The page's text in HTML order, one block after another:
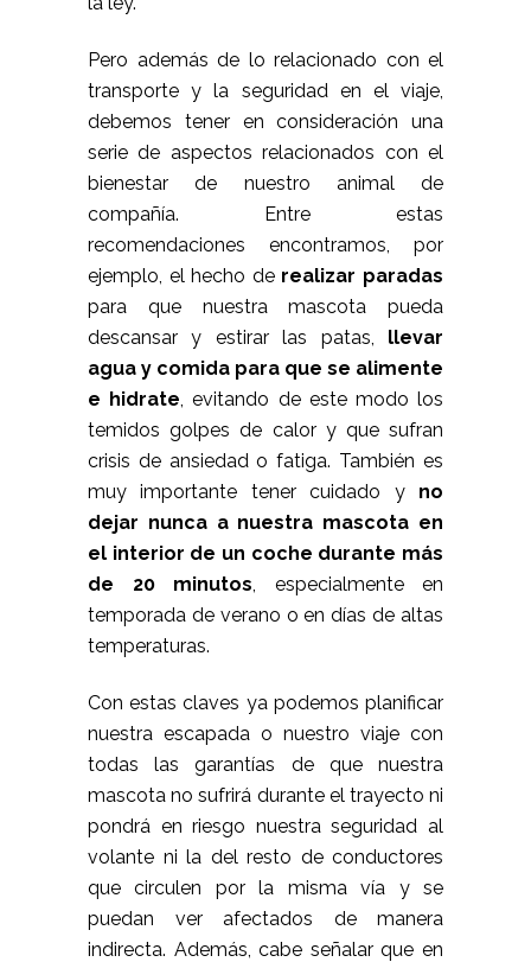
Pero además de lo relacionado con el
transporte y la seguridad en el viaje,
debemos tener en consideración una
serie de aspectos relacionados con el
bienestar de nuestro animal de
compañía. Entre estas
recomendaciones encontramos, por
ejemplo, el hecho de realizar paradas
para que nuestra mascota pueda
descansar y estirar las patas, llevar
agua y comida para que se alimente
e hidrate , evitando de este modo los
temidos golpes de calor y que sufran
crisis de ansiedad o fatiga. También es
muy importante tener cuidado y no
dejar nunca a nuestra mascota en
el interior de un coche durante más
de 20 minutos , especialmente en
temporada de verano o en días de altas
temperaturas.
Con estas claves ya podemos planificar
nuestra escapada o nuestro viaje con
todas las garantías de que nuestra
mascota no sufrirá durante el trayecto ni
pondrá en riesgo nuestra seguridad al
volante ni la del resto de conductores
que circulen por la misma vía y se
puedan ver afectados de manera
indirecta. Además, cabe señalar que en